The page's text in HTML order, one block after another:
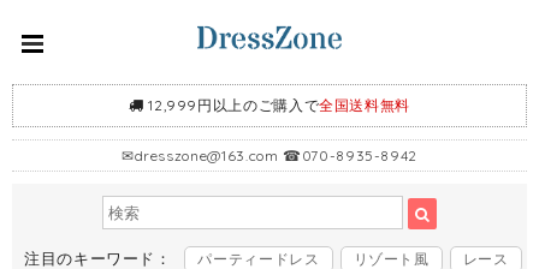
12,999円以上のご購入で全国送料無料
✉dresszone@163.com ☎070-8935-8942
注目のキーワード： パーティードレス リゾート風
レース